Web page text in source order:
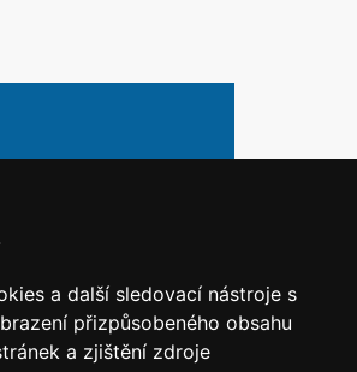
a další sledovací nástroje s
přizpůsobeného obsahu
a zjištění zdroje
bez odezvy.
MKČR